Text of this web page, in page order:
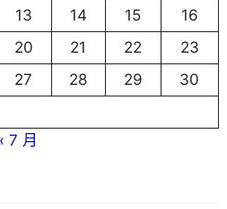
13 14 15
16
20 21 22
23
27 28 29
30
7 月